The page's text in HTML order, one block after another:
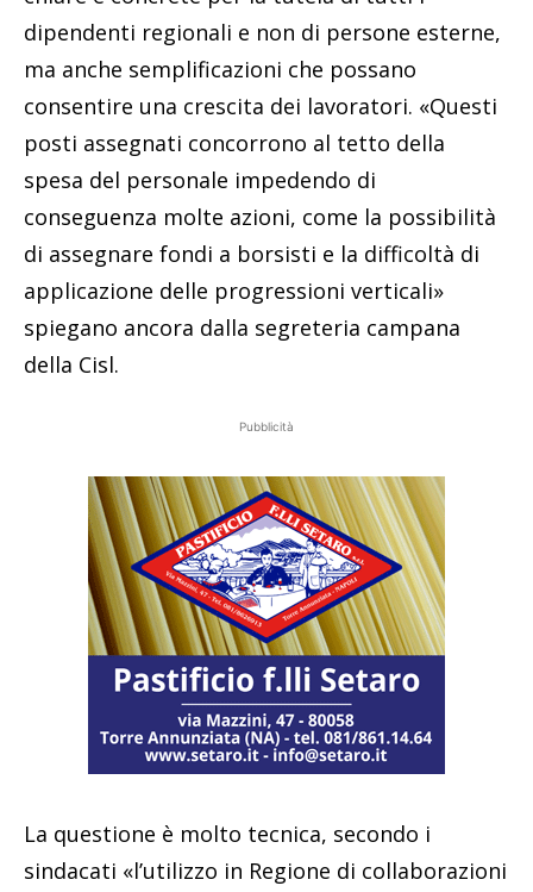
dipendenti regionali e non di persone esterne,
ma anche semplificazioni che possano
consentire una crescita dei lavoratori. «Questi
posti assegnati concorrono al tetto della
spesa del personale impedendo di
conseguenza molte azioni, come la possibilità
di assegnare fondi a borsisti e la difficoltà di
applicazione delle progressioni verticali»
spiegano ancora dalla segreteria campana
della Cisl.
Pubblicità
La questione è molto tecnica, secondo i
sindacati «l’utilizzo in Regione di collaborazioni